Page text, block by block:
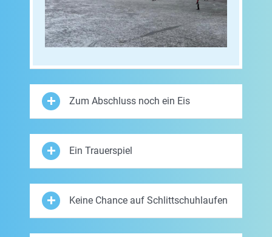
Zum Abschluss noch ein Eis
Ein Trauerspiel
Keine Chance auf Schlittschuhlaufen